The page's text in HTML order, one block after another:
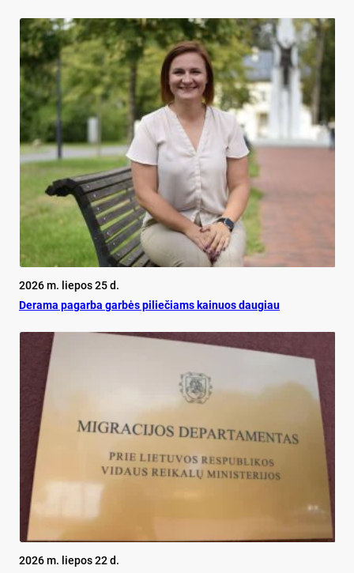
2026 m. liepos 25 d.
De­ra­ma pa­gar­ba gar­bės pi­lie­čiams kai­nuos dau­giau
2026 m. liepos 22 d.